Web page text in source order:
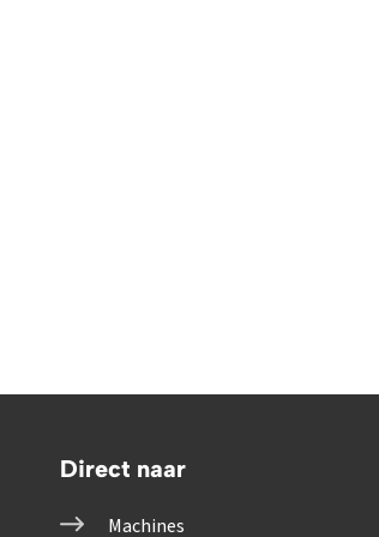
Direct naar
Machines